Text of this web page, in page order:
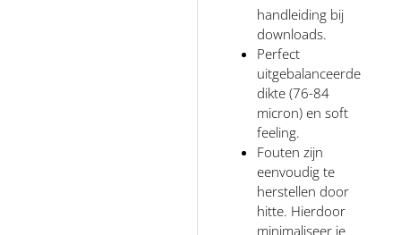
handleiding bij
downloads.
Perfect
uitgebalanceerde
dikte (76-84
micron) en soft
feeling.
Fouten zijn
eenvoudig te
herstellen door
hitte. Hierdoor
minimaliseer je